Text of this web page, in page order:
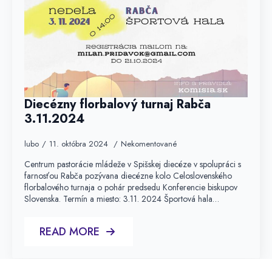
Diecézny florbalový turnaj Rabča
3.11.2024
lubo 11. októbra 2024 Nekomentované
Centrum pastorácie mládeže v Spišskej diecéze v spolupráci s
farnosťou Rabča pozývana diecézne kolo Celoslovenského
florbalového turnaja o pohár predsedu Konferencie biskupov
Slovenska. Termín a miesto: 3.11. 2024 Športová hala…
READ MORE